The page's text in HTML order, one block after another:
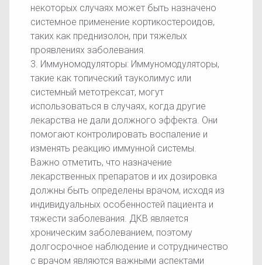
некоторых случаях может быть назначено
системное применение кортикостероидов,
таких как преднизолон, при тяжелых
проявлениях заболевания.
3. Иммуномодуляторы: Иммуномодуляторы,
такие как топический тауколимус или
системный метотрексат, могут
использоваться в случаях, когда другие
лекарства не дали должного эффекта. Они
помогают контролировать воспаление и
изменять реакцию иммунной системы.
Важно отметить, что назначение
лекарственных препаратов и их дозировка
должны быть определены врачом, исходя из
индивидуальных особенностей пациента и
тяжести заболевания. ДКВ является
хроническим заболеванием, поэтому
долгосрочное наблюдение и сотрудничество
с врачом являются важными аспектами